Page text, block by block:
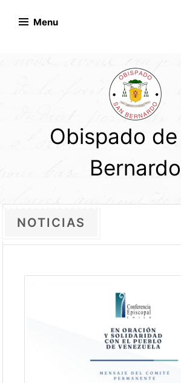
Menu
Obispado de
Bernardo
NOTICIAS